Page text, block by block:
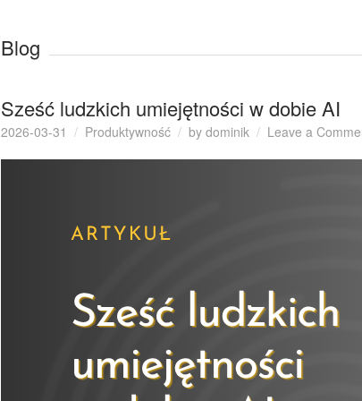
Blog
Sześć ludzkich umiejętności w dobie AI
2026-03-31 Produktywność by dominik Leave a